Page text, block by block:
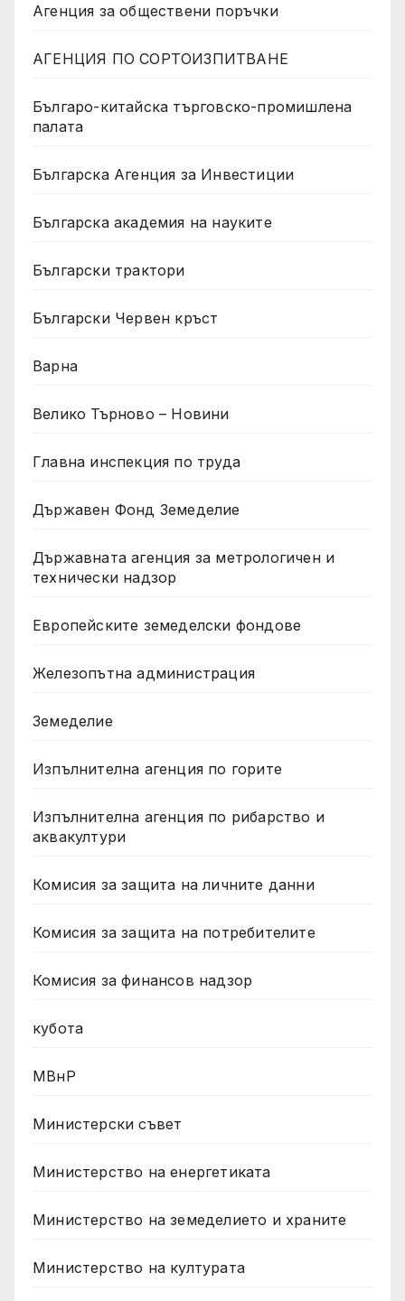
Агенция за обществени поръчки
АГЕНЦИЯ ПО СОРТОИЗПИТВАНЕ
Българо-китайска търговско-промишлена
палата
Българска Агенция за Инвестиции
Българска академия на науките
Български трактори
Български Червен кръст
Варна
Велико Търново – Новини
Главна инспекция по труда
Държавен Фонд Земеделие
Държавната агенция за метрологичен и
технически надзор
Европейските земеделски фондове
Железопътна администрация
Земеделие
Изпълнителна агенция по горите
Изпълнителна агенция по рибарство и
аквакултури
Комисия за защита на личните данни
Комисия за защита на потребителите
Комисия за финансов надзор
кубота
МВнР
Министерски съвет
Министерство на енергетиката
Министерство на земеделието и храните
Министерство на културата